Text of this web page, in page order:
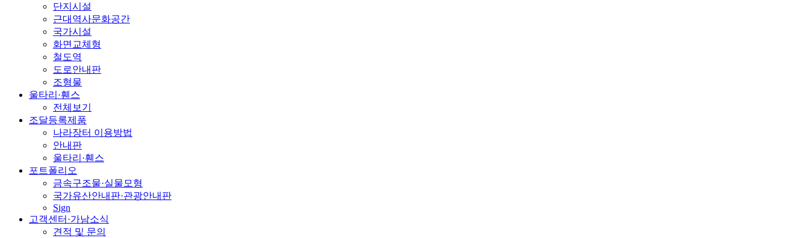
단지시설
근대역사문화공간
국가시설
화면교체형
철도역
도로안내판
조형물
울타리·휀스
전체보기
조달등록제품
나라장터 이용방법
안내판
울타리·휀스
포트폴리오
금속구조물·실물모형
국가유산안내판·관광안내판
Sign
고객센터·가남소식
견적 및 문의